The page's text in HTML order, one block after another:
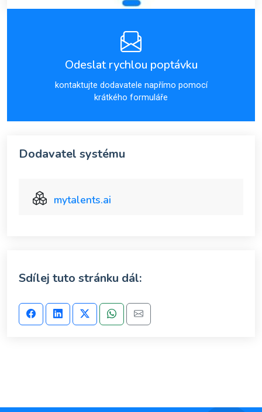
Odeslat rychlou poptávku
kontaktujte dodavatele napřímo pomocí
krátkého formuláře
Dodavatel systému
mytalents.ai
Sdílej tuto stránku dál: